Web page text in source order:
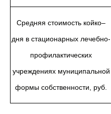
Средняя стоимость койко–
дня в стационарных лечебно-
профилактических
учреждениях муниципальной
формы собственности, руб.